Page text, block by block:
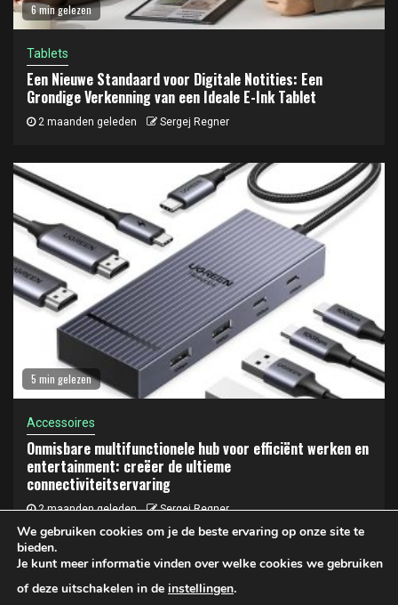
6 min gelezen
Tablets
Een Nieuwe Standaard voor Digitale Notities: Een
Grondige Verkenning van een Ideale E-Ink Tablet
2 maanden geleden Sergej Regner
5 min gelezen
Accessoires
Onmisbare multifunctionele hub voor efficiënt werken en
entertainment: creëer de ultieme
connectiviteitservaring
2 maanden geleden Sergej Regner
Privacy- en cookiebeleid
We gebruiken cookies om je de beste ervaring op onze site te
bieden.
Je kunt meer informatie vinden over welke cookies we gebruiken
of deze uitschakelen in de instellingen.